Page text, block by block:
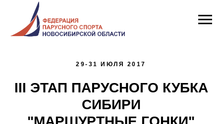
29-31 ИЮЛЯ 2017
III ЭТАП ПАРУСНОГО КУБКА
СИБИРИ